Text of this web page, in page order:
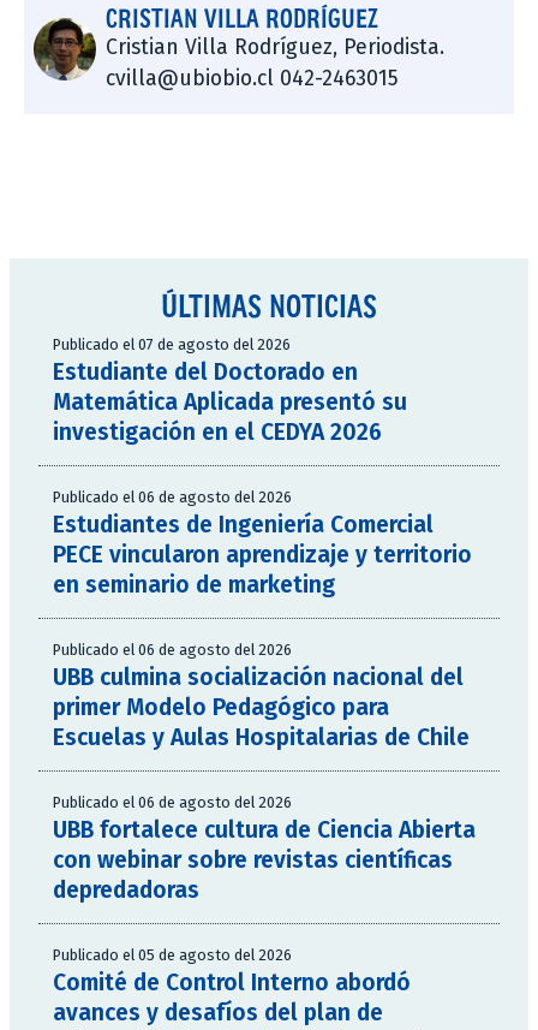
CRISTIAN VILLA RODRÍGUEZ
Cristian Villa Rodríguez, Periodista.
cvilla@ubiobio.cl 042-2463015
ÚLTIMAS NOTICIAS
Publicado el 07 de agosto del 2026
Estudiante del Doctorado en
Matemática Aplicada presentó su
investigación en el CEDYA 2026
Publicado el 06 de agosto del 2026
Estudiantes de Ingeniería Comercial
PECE vincularon aprendizaje y territorio
en seminario de marketing
Publicado el 06 de agosto del 2026
UBB culmina socialización nacional del
primer Modelo Pedagógico para
Escuelas y Aulas Hospitalarias de Chile
Publicado el 06 de agosto del 2026
UBB fortalece cultura de Ciencia Abierta
con webinar sobre revistas científicas
depredadoras
Publicado el 05 de agosto del 2026
Comité de Control Interno abordó
avances y desafíos del plan de